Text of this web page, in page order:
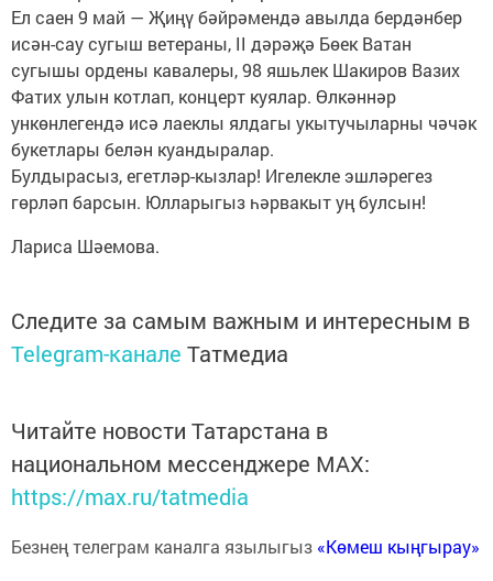
Ел саен 9 май — Җиңү бәйрәмендә авылда бердәнбер
исән-сау сугыш ветераны, II дәрәҗә Бөек Ватан
сугышы ордены кавалеры, 98 яшьлек Шакиров Вазих
Фатих улын котлап, концерт куялар. Өлкәннәр
ункөнлегендә исә лаеклы ялдагы укытучыларны чәчәк
букетлары белән куандыралар.
Булдырасыз, егетләр-кызлар! Игелекле эшләрегез
гөрләп барсын. Юлларыгыз һәрвакыт уң булсын!
Лариса Шәемова.
Следите за самым важным и интересным в
Telegram-канале Татмедиа
Читайте новости Татарстана в
национальном мессенджере MАХ:
https://max.ru/tatmedia
Безнең телеграм каналга язылыгыз «Көмеш кыңгырау»